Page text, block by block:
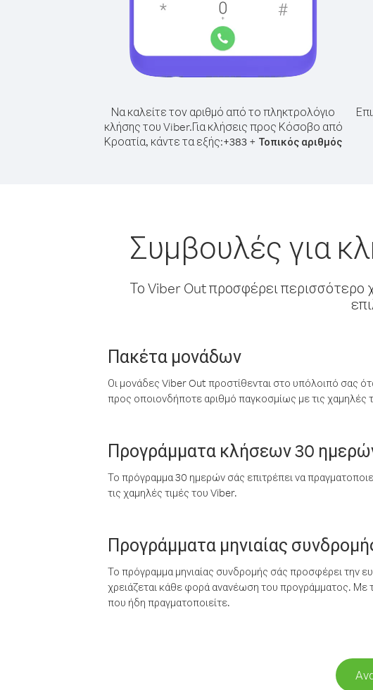
Να καλείτε τον αριθμό από το πληκτρολόγιο
κλήσης του Viber.Για κλήσεις προς Κόσοβο από
Κροατία, κάντε τα εξής:+383 + Τοπικός αριθμός
Συμβουλές για
Το Viber Out προσφέρει περισσότερο
Πακέτα μονάδων
Οι μονάδες Viber Out προστίθενται στο υπόλοιπό σας
προς οποιονδήποτε αριθμό παγκοσμίως με τις χαμηλές
Προγράμματα κλήσεων 30
Το πρόγραμμα 30 ημερών σάς επιτρέπει να
τις χαμηλές τιμές του Viber.
Προγράμματα μηνιαίας
Το πρόγραμμα μηνιαίας συνδρομής σάς προσφέρει την
χρειάζεται κάθε φορά ανανέωση του προγράμματος. Με
που ήδη πραγματοποιείτε.